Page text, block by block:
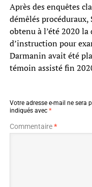
Après des enquêtes
démêlés
obtenu à l’été 2020
d’instruction pour
Darmanin avait été
témoin assisté fin
Votre adresse e-mail ne sera
indiqués avec *
Commentaire*